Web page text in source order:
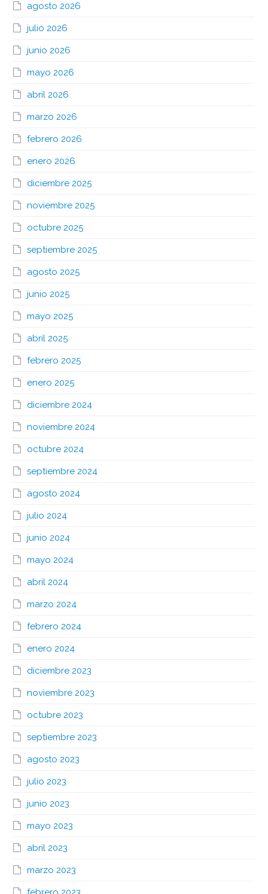
agosto 2026
julio 2026
junio 2026
mayo 2026
abril 2026
marzo 2026
febrero 2026
enero 2026
diciembre 2025
noviembre 2025
octubre 2025
septiembre 2025
agosto 2025
junio 2025
mayo 2025
abril 2025
febrero 2025
enero 2025
diciembre 2024
noviembre 2024
octubre 2024
septiembre 2024
agosto 2024
julio 2024
junio 2024
mayo 2024
abril 2024
marzo 2024
febrero 2024
enero 2024
diciembre 2023
noviembre 2023
octubre 2023
septiembre 2023
agosto 2023
julio 2023
junio 2023
mayo 2023
abril 2023
marzo 2023